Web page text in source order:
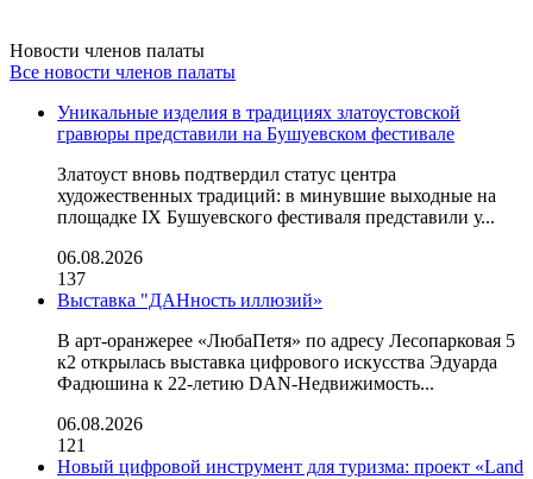
Новости членов палаты
Все новости членов палаты
Уникальные изделия в традициях златоустовской
гравюры представили на Бушуевском фестивале
Златоуст вновь подтвердил статус центра
художественных традиций: в минувшие выходные на
площадке IX Бушуевского фестиваля представили у...
06.08.2026
137
Выставка "ДАНность иллюзий»
В арт-оранжерее «ЛюбаПетя» по адресу Лесопарковая 5
к2 открылась выставка цифрового искусства Эдуарда
Фадюшина к 22-летию DAN-Недвижимость...
06.08.2026
121
Новый цифровой инструмент для туризма: проект «Land